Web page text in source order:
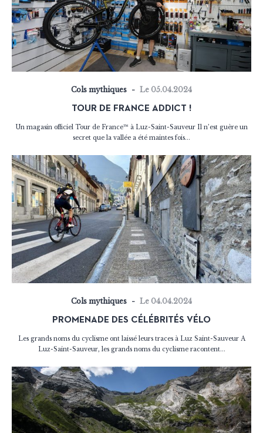
Cols mythiques Le 05.04.2024
TOUR DE FRANCE ADDICT !
Un magasin officiel Tour de France™ à Luz-Saint-Sauveur Il n’est guère un
secret que la vallée a été maintes fois...
Cols mythiques Le 04.04.2024
PROMENADE DES CÉLÉBRITÉS VÉLO
Les grands noms du cyclisme ont laissé leurs traces à Luz Saint-Sauveur A
Luz-Saint-Sauveur, les grands noms du cyclisme racontent...